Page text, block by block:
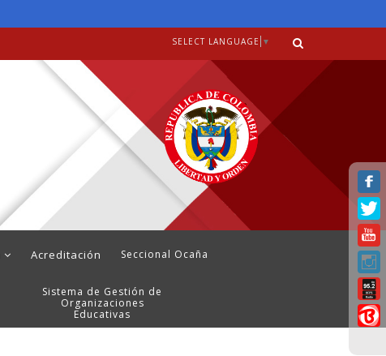
SELECT LANGUAGE ▼
Acreditación Seccional Ocaña
Sistema de Gestión de
Organizaciones
Educativas